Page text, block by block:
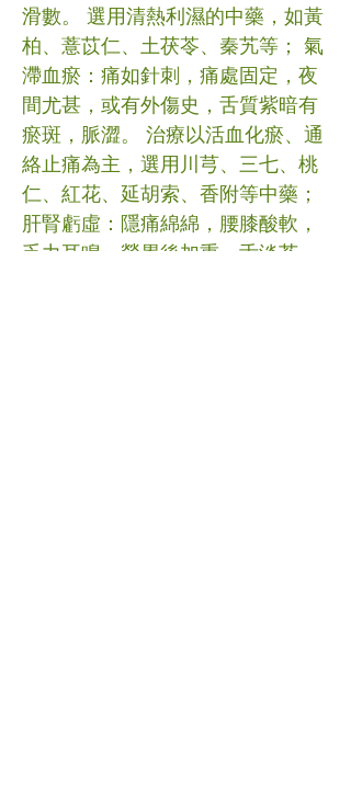
滑數。 選用清熱利濕的中藥，如黃
柏、薏苡仁、土茯苓、秦艽等； 氣
滯血瘀：痛如針刺，痛處固定，夜
間尤甚，或有外傷史，舌質紫暗有
瘀斑，脈澀。 治療以活血化瘀、通
絡止痛為主，選用川芎、三七、桃
仁、紅花、延胡索、香附等中藥；
肝腎虧虛：隱痛綿綿，腰膝酸軟，
乏力耳鳴，勞累後加重，舌淡苔